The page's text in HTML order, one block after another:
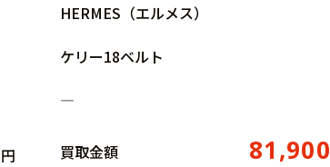
円
HERMES（エルメス）
ケリー18ベルト
―
買取金額 81,900